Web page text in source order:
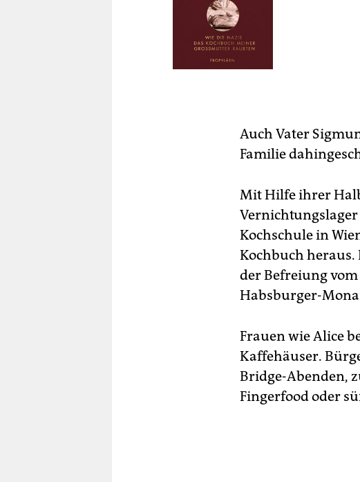
Auch Vater
Familie
Mit Hilfe ihrer
Vernichtungslager
Kochschule in
Kochbuch heraus.
der Befreiung
Habsburger-
Frauen wie Alice
Kaffehäuser.
Bridge-Abenden,
Fingerfood oder